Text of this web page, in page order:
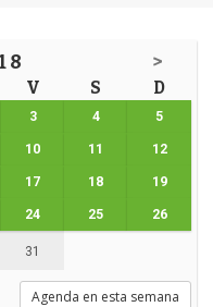
>
V S D
3 4 5
10 11 12
17 18 19
24 25 26
31
Agenda en esta semana